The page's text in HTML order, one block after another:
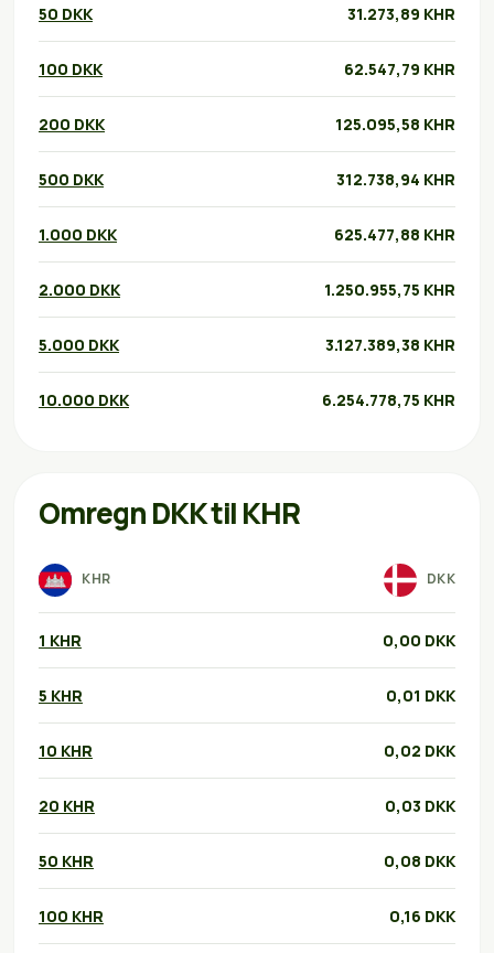
50 DKK 31.273,89 KHR
100 DKK 62.547,79 KHR
200 DKK 125.095,58 KHR
500 DKK 312.738,94 KHR
1.000 DKK 625.477,88 KHR
2.000 DKK 1.250.955,75 KHR
5.000 DKK 3.127.389,38 KHR
10.000 DKK 6.254.778,75 KHR
Omregn DKK til KHR
KHR DKK
1 KHR 0,00 DKK
5 KHR 0,01 DKK
10 KHR 0,02 DKK
20 KHR 0,03 DKK
50 KHR 0,08 DKK
100 KHR 0,16 DKK